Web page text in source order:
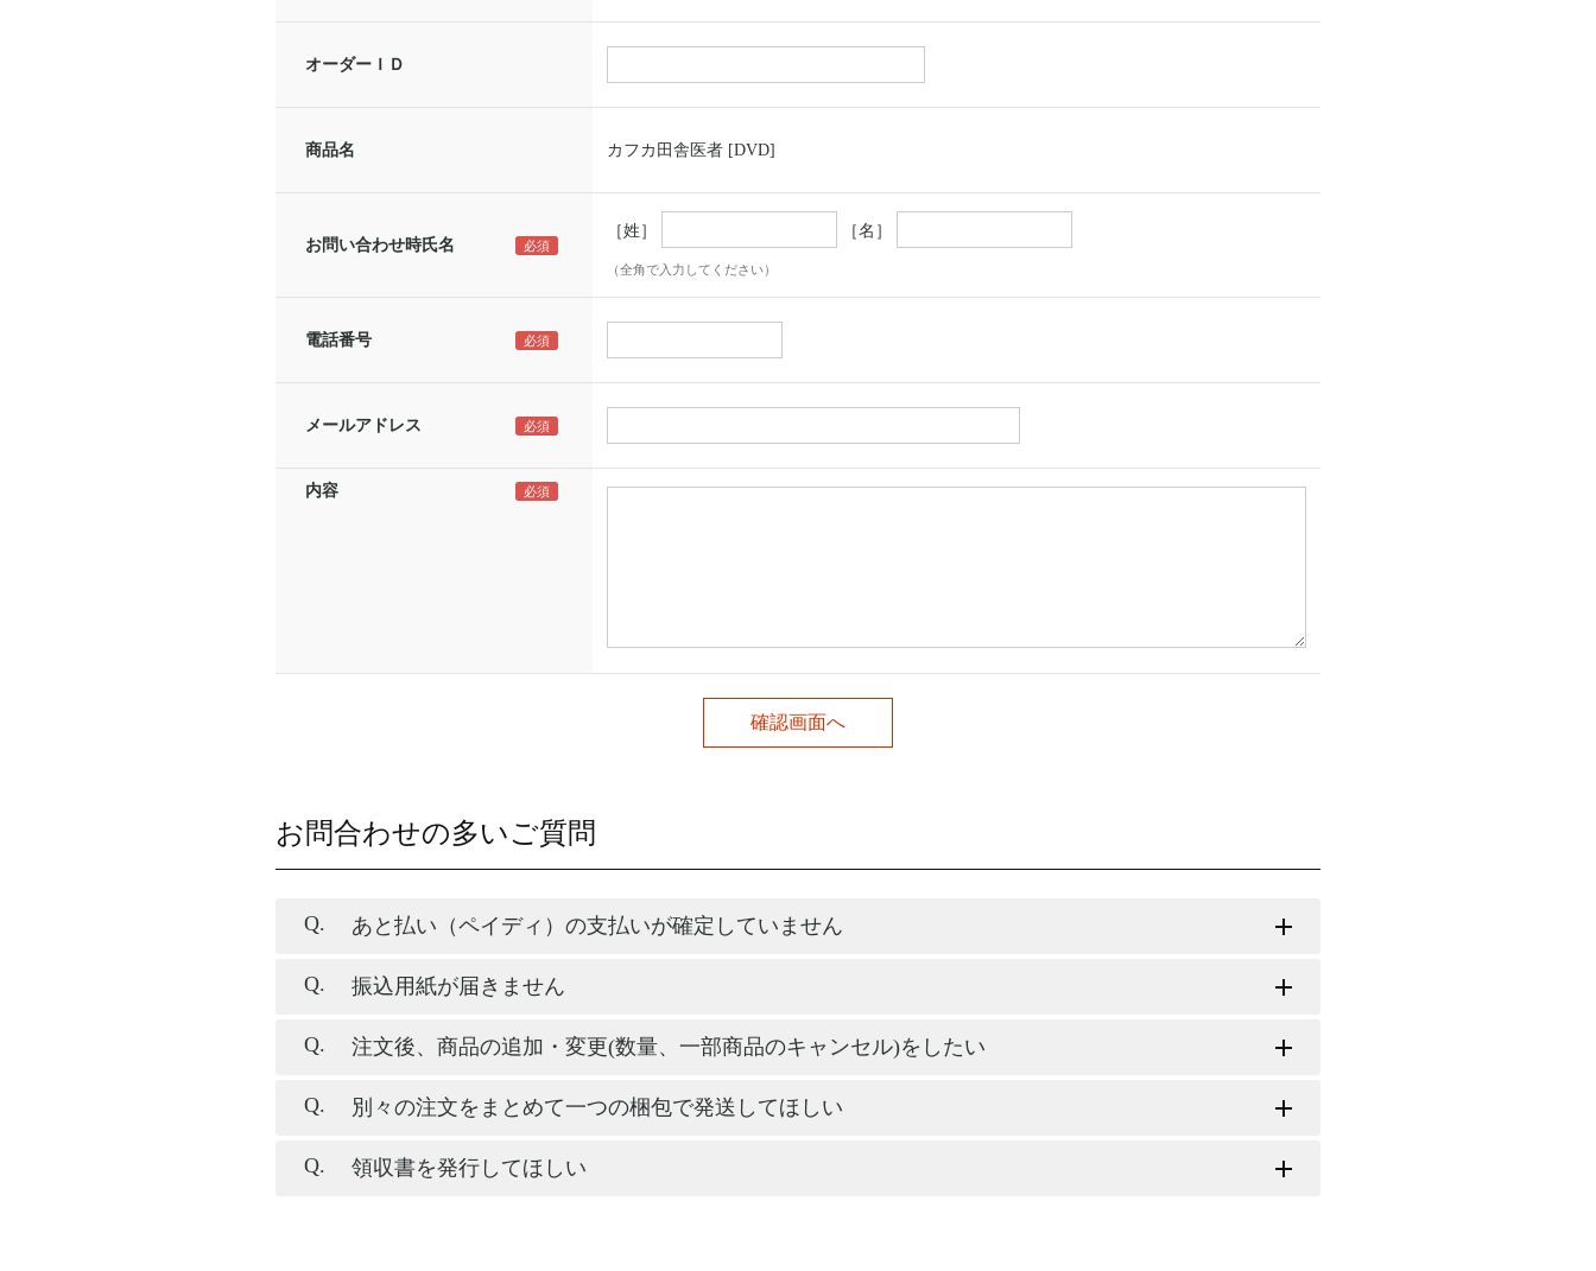
オーダーＩＤ
商品名 カフカ田舎医者 [DVD]
お問い合わせ時氏名
［姓］ ［名］
（全角で入力してください）
電話番号
メールアドレス
内容
お問合わせの多いご質問
あと払い（ペイディ）の支払いが確定していません
振込用紙が届きません
注文後、商品の追加・変更(数量、一部商品のキャンセル)をしたい
別々の注文をまとめて一つの梱包で発送してほしい
領収書を発行してほしい